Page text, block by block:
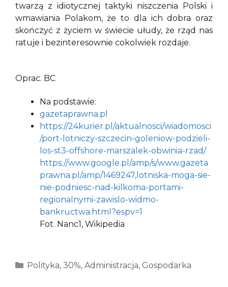
twarzą z idiotycznej taktyki niszczenia Polski i
wmawiania Polakom, że to dla ich dobra oraz
skończyć z życiem w świecie ułudy, że rząd nas
ratuje i bezinteresownie cokolwiek rozdaje.
Oprac. BC
Na podstawie:
gazetaprawna.pl
https://24kurier.pl/aktualnosci/wiadomosci
/port-lotniczy-szczecin-goleniow-podzieli-
los-st3-offshore-marszalek-obwinia-rzad/
https://www.google.pl/amp/s/www.gazeta
prawna.pl/amp/1469247,lotniska-moga-sie-
nie-podniesc-nad-kilkoma-portami-
regionalnymi-zawislo-widmo-
bankructwa.html?espv=1
Fot. Nanc1, Wikipedia
Kategorie
Polityka, 30%, Administracja, Gospodarka